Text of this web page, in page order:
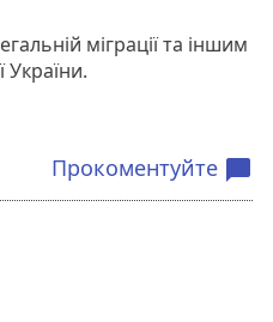
міграції та іншим
Прокоментуйте chat_bubble